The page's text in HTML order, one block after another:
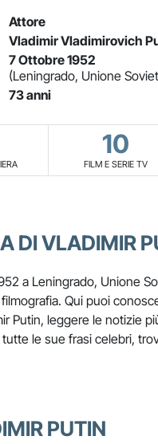
Attore
Vladimir Vladimirovich
7 Ottobre 1952
(Leningrado, Unione
73 anni
10
FILM E SERIE TV
DI VLADIMIR
a Leningrado, Unione
Qui puoi
Putin, leggere le notizie
le sue frasi celebri,
PUTIN